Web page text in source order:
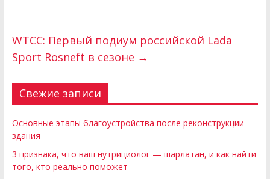
WTCC: Первый подиум российской Lada
Sport Rosneft в сезоне →
Свежие записи
Основные этапы благоустройства после реконструкции
здания
3 признака, что ваш нутрициолог — шарлатан, и как найти
того, кто реально поможет